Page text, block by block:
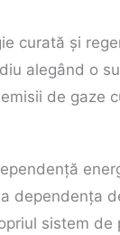
curată și
alegând o
de gaze
dependența
sistem de